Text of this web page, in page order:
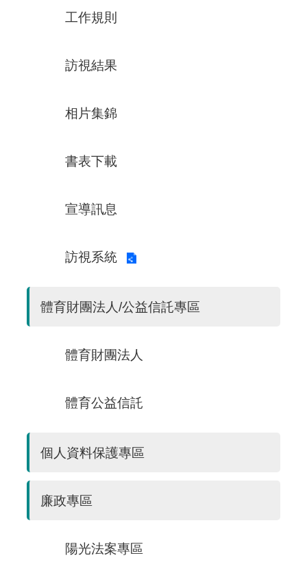
工作規則
訪視結果
相片集錦
書表下載
宣導訊息
訪視系統
體育財團法人/公益信託專區
體育財團法人
體育公益信託
個人資料保護專區
廉政專區
陽光法案專區